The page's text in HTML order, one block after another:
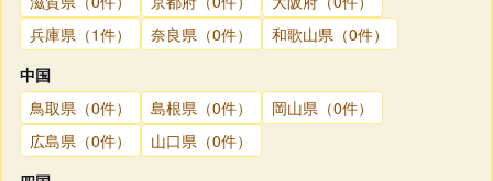
兵庫県（1件）
奈良県（0件）
和歌山県（0件）
中国
鳥取県（0件）
島根県（0件）
岡山県（0件）
広島県（0件）
山口県（0件）